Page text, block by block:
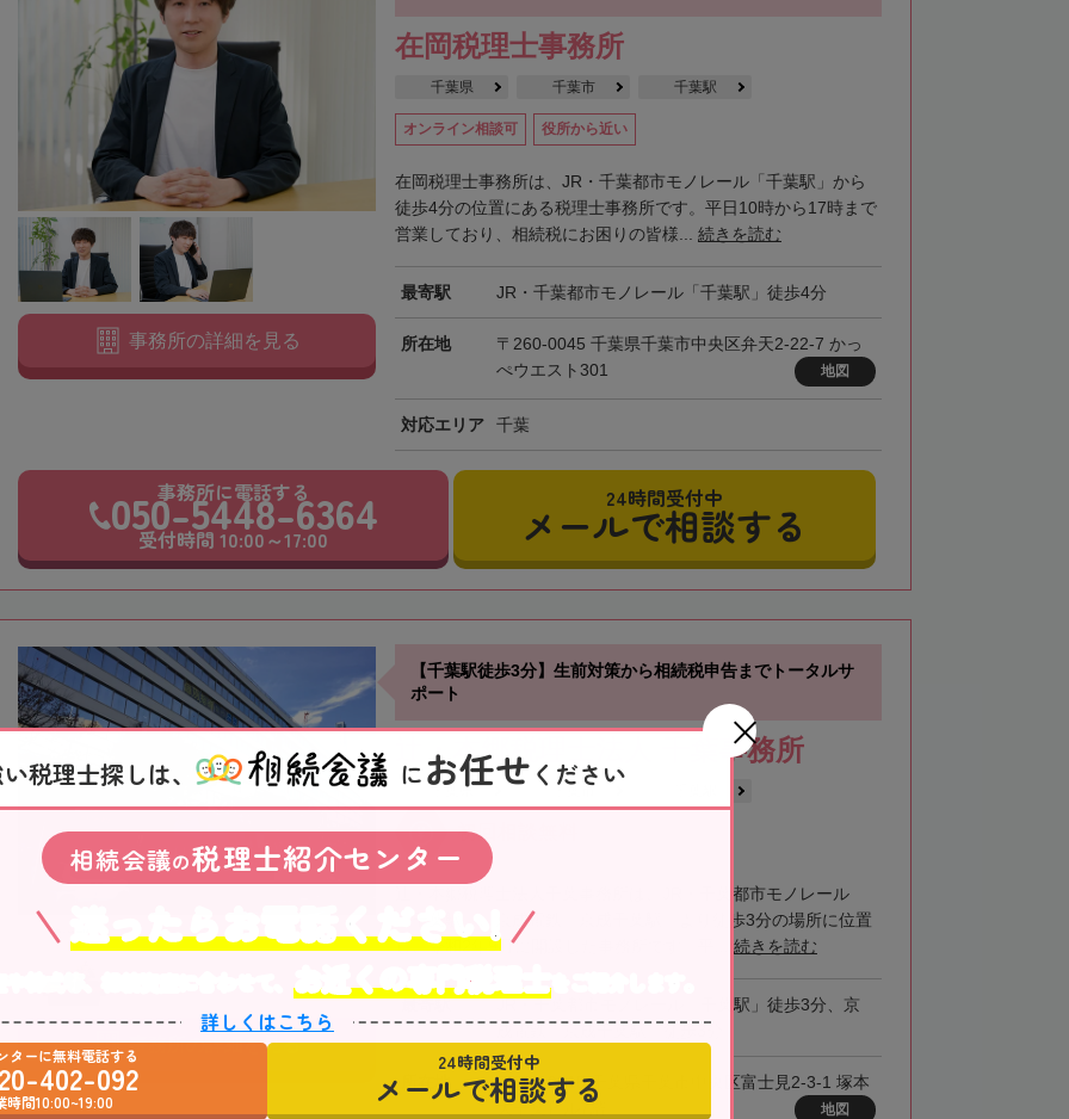
在岡税理士事務所
千葉県 千葉市 千葉駅
オンライン相談可 役所から近い
在岡税理士事務所は、JR・千葉都市モノレール「千葉駅」から
徒歩4分の位置にある税理士事務所です。平日10時から17時まで
営業しており、相続税にお困りの皆様... 続きを読む
最寄駅 JR・千葉都市モノレール「千葉駅」徒歩4分
所在地
〒260-0045 千葉県千葉市中央区弁天2-22-7 かっ
ぺウエスト301
地図
対応エリア 千葉
事務所の詳細を見る
事務所に電話する
050-5448-6364
受付時間 10:00～17:00
24時間受付中
メールで相談する
【千葉駅徒歩3分】生前対策から相続税申告までトータルサ
ポート
辻・本郷税理士法人 千葉事務所
千葉県 千葉市
初回相談無料
辻・本郷税理士法人千葉事務所は、JR・千葉都市モノレール
「千葉駅」、京成電鉄「京成千葉駅」より徒歩3分の場所に位置
し、令和2年9月に開設した事務所です。平... 続きを読む
最寄駅
JR・千葉都市モノレール「千葉駅」徒歩3分、京
所在地
〒260-0015 千葉県千葉市中央区富士見2-3-1 塚本
大千葉ビル7階
地図
事務所の詳細を見る
税理士探しは、 にお任せ ください
相続会議の税理士紹介センター
迷ったらお電話ください!
お近くの専門税理士
詳しくはこちら
24時間受付中
メールで相談する
ターに無料電話する
402-092
時間10:00~19:00